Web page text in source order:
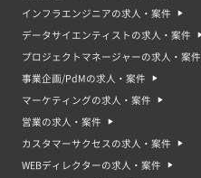
インフラエンジニアの求人・案件
データサイエンティストの求人・案件
プロジェクトマネージャーの求人・案件
事業企画/PdMの求人・案件
マーケティングの求人・案件
営業の求人・案件
カスタマーサクセスの求人・案件
WEBディレクターの求人・案件